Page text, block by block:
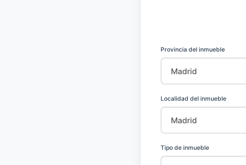
Provincia del inmueble
Localidad del inmueble
Tipo de inmueble